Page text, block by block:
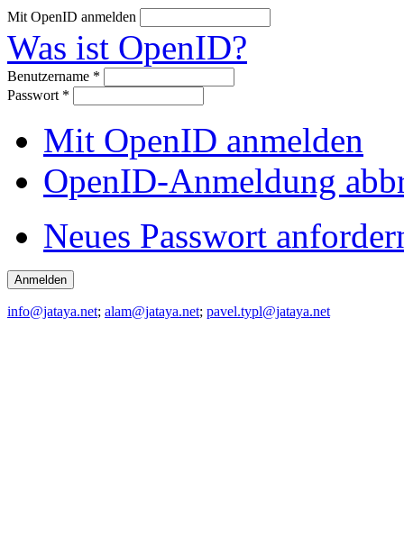
Mit OpenID anmelden
Was ist OpenID?
Benutzername *
Passwort *
Mit OpenID anmelden
OpenID-Anmeldung
Neues Passwort
info@jataya.net; alam@jataya.net; pavel.typl@jataya.net